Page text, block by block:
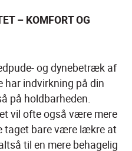
– KOMFORT OG
og dynebetræk af
har indvirkning på din
på holdbarheden.
vil ofte også være mere
taget bare være lækre at
til en mere behagelig